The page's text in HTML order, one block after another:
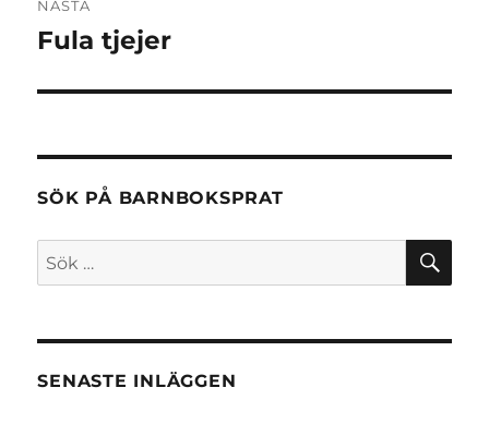
NÄSTA
Nästa
Fula tjejer
SÖK PÅ BARNBOKSPRAT
SENASTE INLÄGGEN